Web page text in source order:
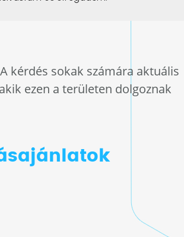
kérdés sokak számára aktuális
ezen a területen dolgoznak